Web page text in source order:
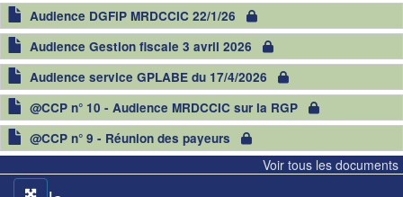
DocumentAudience DGFiP MRDCCIC 22/1/26
DocumentAudience Gestion fiscale 3 avril 2026
DocumentAudience service GPLABE du 17/4/2026
Document@CCP n° 10 - Audience MRDCCIC sur la RGP
Document@CCP n° 9 - Réunion des payeurs
Voir tous les documents